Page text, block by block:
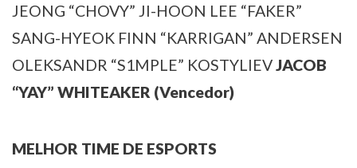
JEONG “CHOVY” JI-HOON LEE “FAKER”
SANG-HYEOK FINN “KARRIGAN” ANDERSEN
OLEKSANDR “S1MPLE” KOSTYLIEVJACOB
“YAY” WHITEAKER (Vencedor)
MELHOR TIME DE ESPORTS